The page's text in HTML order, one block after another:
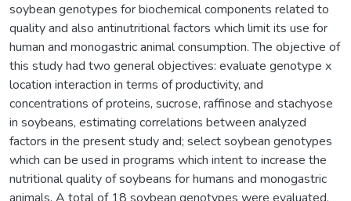
soybean genotypes for biochemical components related to
quality and also antinutritional factors which limit its use for
human and monogastric animal consumption. The objective of
this study had two general objectives: evaluate genotype x
location interaction in terms of productivity, and
concentrations of proteins, sucrose, raffinose and stachyose
in soybeans, estimating correlations between analyzed
factors in the present study and; select soybean genotypes
which can be used in programs which intent to increase the
nutritional quality of soybeans for humans and monogastric